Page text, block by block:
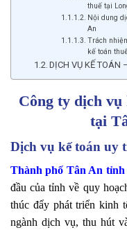
thuế tại
Nội dung
An
Trách
kế toán
DỊCH VỤ KẾ TOÁN
Công ty dịch
tại
Dịch vụ kế toán uy
Thành phố Tân An tỉnh
đầu của tỉnh về quy
thúc đẩy phát triển kinh
ngành dịch vụ, thu hút